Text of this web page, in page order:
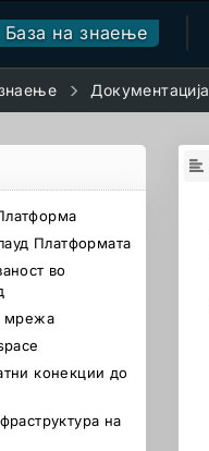
База на знаење
Документација
Платформата
во
мрежа
конекции до
на